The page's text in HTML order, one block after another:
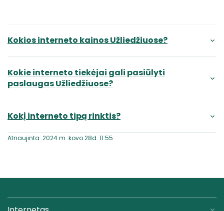
Kokios interneto kainos Užliedžiuose?
Kokie interneto tiekėjai gali pasiūlyti
paslaugas Užliedžiuose?
Kokį interneto tipą rinktis?
Atnaujinta: 2024 m. kovo 28d. 11:55